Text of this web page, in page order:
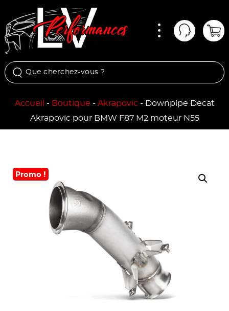
Mon
Accueil - Boutique - Akrapovic- Downpipe Decat
Akrapovic pour BMW F87 M2 moteur N55
Promo !